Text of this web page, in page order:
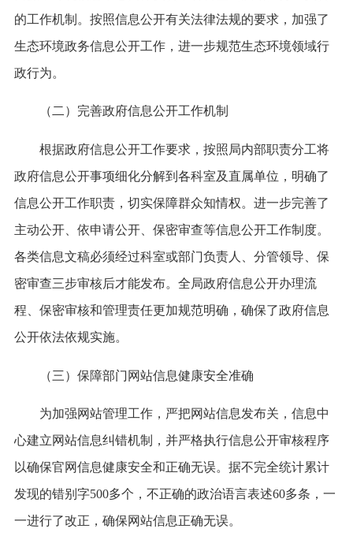
的工作机制。按照信息公开有关法律法规的要求，加强了
生态环境政务信息公开工作，进一步规范生态环境领域行
政行为。
（二）完善政府信息公开工作机制
根据政府信息公开工作要求，按照局内部职责分工将
政府信息公开事项细化分解到各科室及直属单位，明确了
信息公开工作职责，切实保障群众知情权。进一步完善了
主动公开、依申请公开、保密审查等信息公开工作制度。
各类信息文稿必须经过科室或部门负责人、分管领导、保
密审查三步审核后才能发布。全局政府信息公开办理流
程、保密审核和管理责任更加规范明确，确保了政府信息
公开依法依规实施。
（三）保障部门网站信息健康安全准确
为加强网站管理工作，严把网站信息发布关，信息中
心建立网站信息纠错机制，并严格执行信息公开审核程序
以确保官网信息健康安全和正确无误。据不完全统计累计
发现的错别字500多个，不正确的政治语言表述60多条，一
一进行了改正，确保网站信息正确无误。